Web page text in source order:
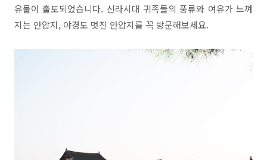
유물이 출토되었습니다. 신라시대 귀족들의 풍류와 여유가 느껴
지는 안압지, 야경도 멋진 안압지를 꼭 방문해보세요.